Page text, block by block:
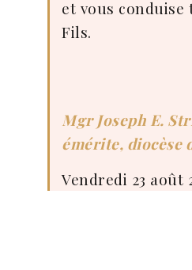
et vous
Fils.
Mgr Joseph E.
émérite, diocèse
Vendredi 23 août